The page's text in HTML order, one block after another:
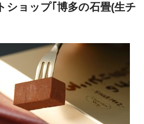
ショップ｢博多の石畳(生チ